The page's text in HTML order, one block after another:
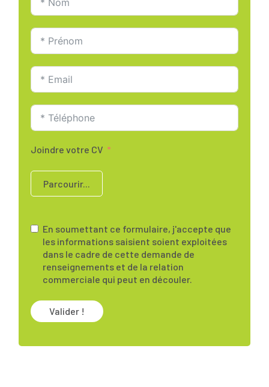
Joindre votre CV
Parcourir...
En soumettant ce formulaire, j'accepte que
les informations saisient soient exploitées
dans le cadre de cette demande de
renseignements et de la relation
commerciale qui peut en découler.
Valider !